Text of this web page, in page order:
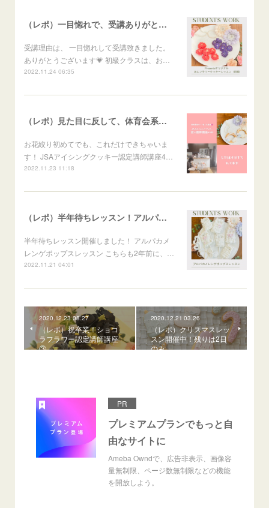
（レポ）一目惚れで、受講ありがとうございます🙏
受講理由は、 一目惚れして受講致きました。
ありがとうございます💗 初級クラスは、お…
2022.11.24 06:35
（レポ）見た目に反して、体育会系な回（笑）
お花絞り初めてでも、これだけできちゃいま
す！ JSAアイシングクッキー認定講師講座4…
2022.11.23 11:18
（レポ）半年待ちレッスン！アルパカメレンゲポップス
半年待ちレッスン開催しました！ アルパカメ
レンゲポップスレッスン こちらも2年前に、…
2022.11.21 04:01
2020.12.23 08:27
（レポ）祝卒業！ショコ
ラフラワー認定講師講座
③
2020.12.21 03:26
（レポ）クリスマスレッ
スン開催中！残りは2日
のみ
PR
プレミアムプランでもっと自
由なサイトに
Ameba Owndで、広告非表示、画像容
量無制限、ページ数無制限などの機能
を開放しよう。